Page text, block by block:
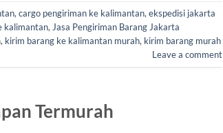
, cargo pengiriman ke kalimantan, ekspedisi jakarta
kalimantan, Jasa Pengiriman Barang Jakarta
, kirim barang ke kalimantan murah, kirim barang murah
Leave a comment
Termurah